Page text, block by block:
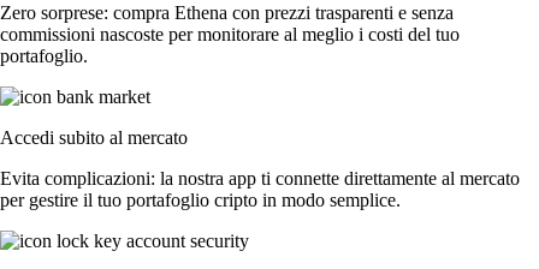
Zero sorprese: compra Ethena con prezzi trasparenti e senza
commissioni nascoste per monitorare al meglio i costi del tuo
portafoglio.
Accedi subito al mercato
Evita complicazioni: la nostra app ti connette direttamente al mercato
per gestire il tuo portafoglio cripto in modo semplice.